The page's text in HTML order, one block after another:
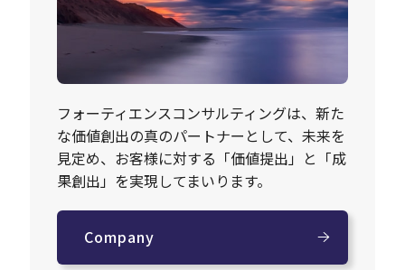
フォーティエンスコンサルティングは、新た
な価値創出の真のパートナーとして、未来を
見定め、お客様に対する「価値提出」と「成
果創出」を実現してまいります。
Company